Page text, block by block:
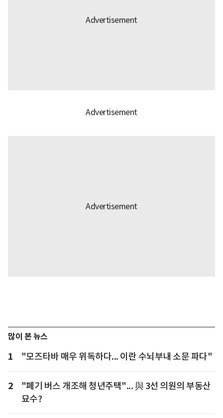
많이 본 뉴스
1 "모즈타바 매우 위독하다... 이란 수뇌부내 소문 파다"
2
"폐기 버스 개조해 청년주택"... 與 3선 의원의 부동산
묘수?